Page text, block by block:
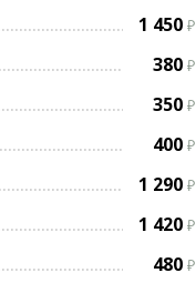
1 450
380
350
400
1 290
1 420
480